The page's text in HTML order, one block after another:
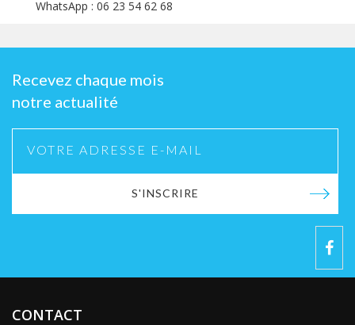
WhatsApp : 06 23 54 62 68
Recevez chaque mois
notre actualité
S'INSCRIRE
CONTACT